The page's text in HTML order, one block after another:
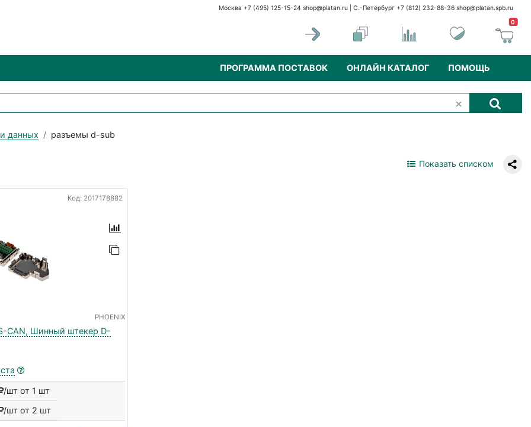
Москва +7 (495) 125-15-24 shop@platan.ru | С.-Петербург +7 (812) 232-88-36 shop@platan.spb.ru
0
ПРОГРАММА ПОСТАВОК ОНЛАЙН КАТАЛОГ ПОМОЩЬ
данных разъемы d-sub
Показать списком
Код: 2017178882
PHOENIX
CAN, Шинный штекер D-
/шт от 1 шт
/шт от 2 шт